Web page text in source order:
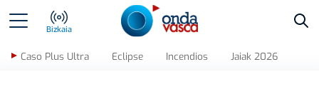
Bizkaia
Caso Plus Ultra Eclipse Incendios Jaiak 2026